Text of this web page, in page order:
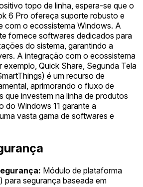
topo de linha, espera-se que o
6 Pro ofereça suporte robusto e
com o ecossistema Windows. A
fornece softwares dedicados para
do sistema, garantindo a
A integração com o ecossistema
exemplo, Quick Share, Segunda Tela
é um recurso de
aprimorando o fluxo de
que investem na linha de produtos
do Windows 11 garante a
vasta gama de softwares e
Módulo de plataforma
segurança baseada em